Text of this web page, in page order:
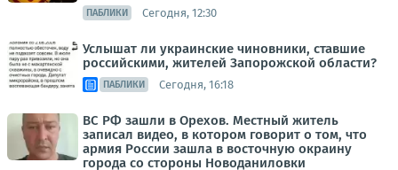
ПАБЛИКИ Сегодня, 12:30
Услышат ли украинские чиновники, ставшие
российскими, жителей Запорожской области?
ПАБЛИКИ Сегодня, 16:18
ВС РФ зашли в Орехов. Местный житель
записал видео, в котором говорит о том, что
армия России зашла в восточную окраину
города со стороны Новоданиловки